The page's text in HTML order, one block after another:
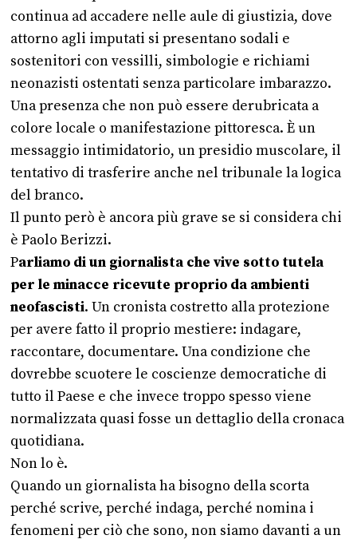
continua ad accadere nelle aule di giustizia, dove
attorno agli imputati si presentano sodali e
sostenitori con vessilli, simbologie e richiami
neonazisti ostentati senza particolare imbarazzo.
Una presenza che non può essere derubricata a
colore locale o manifestazione pittoresca. È un
messaggio intimidatorio, un presidio muscolare, il
tentativo di trasferire anche nel tribunale la logica
del branco.
Il punto però è ancora più grave se si considera chi
è Paolo Berizzi.
Parliamo di un giornalista che vive sotto tutela
per le minacce ricevute proprio da ambienti
neofascisti. Un cronista costretto alla protezione
per avere fatto il proprio mestiere: indagare,
raccontare, documentare. Una condizione che
dovrebbe scuotere le coscienze democratiche di
tutto il Paese e che invece troppo spesso viene
normalizzata quasi fosse un dettaglio della cronaca
quotidiana.
Non lo è.
Quando un giornalista ha bisogno della scorta
perché scrive, perché indaga, perché nomina i
fenomeni per ciò che sono, non siamo davanti a un